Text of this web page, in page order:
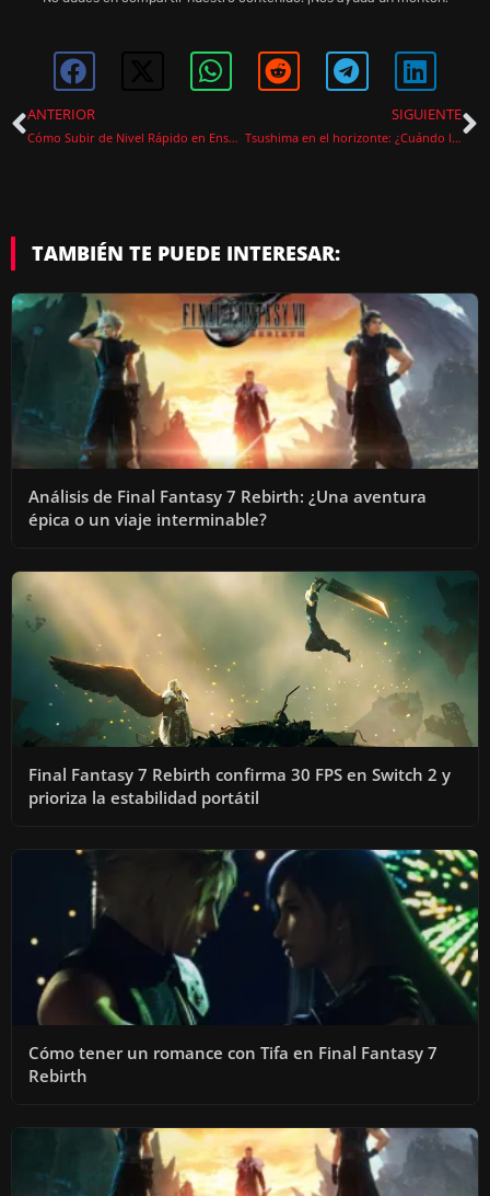
ANTERIOR
Cómo Subir de Nivel Rápido en Enshrouded
SIGUIENTE
Tsushima en el horizonte: ¿Cuándo llegará Ghost of Tsushima a PC?
TAMBIÉN TE PUEDE INTERESAR:
Análisis de Final Fantasy 7 Rebirth: ¿Una aventura
épica o un viaje interminable?
Final Fantasy 7 Rebirth confirma 30 FPS en Switch 2 y
prioriza la estabilidad portátil
Cómo tener un romance con Tifa en Final Fantasy 7
Rebirth